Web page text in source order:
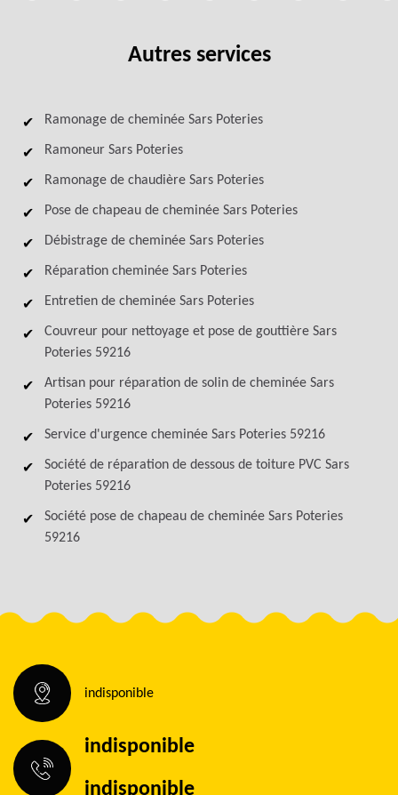
Autres services
Ramonage de cheminée Sars Poteries
Ramoneur Sars Poteries
Ramonage de chaudière Sars Poteries
Pose de chapeau de cheminée Sars Poteries
Débistrage de cheminée Sars Poteries
Réparation cheminée Sars Poteries
Entretien de cheminée Sars Poteries
Couvreur pour nettoyage et pose de gouttière Sars
Poteries 59216
Artisan pour réparation de solin de cheminée Sars
Poteries 59216
Service d'urgence cheminée Sars Poteries 59216
Société de réparation de dessous de toiture PVC Sars
Poteries 59216
Société pose de chapeau de cheminée Sars Poteries
59216
indisponible
indisponible
indisponible